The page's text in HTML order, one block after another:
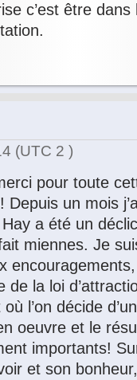
c’est être
(UTC 2 )
pour toute
Depuis un mois
a été un
miennes. Je
de la loi
l’on décide
oeuvre et le
importants!
et son